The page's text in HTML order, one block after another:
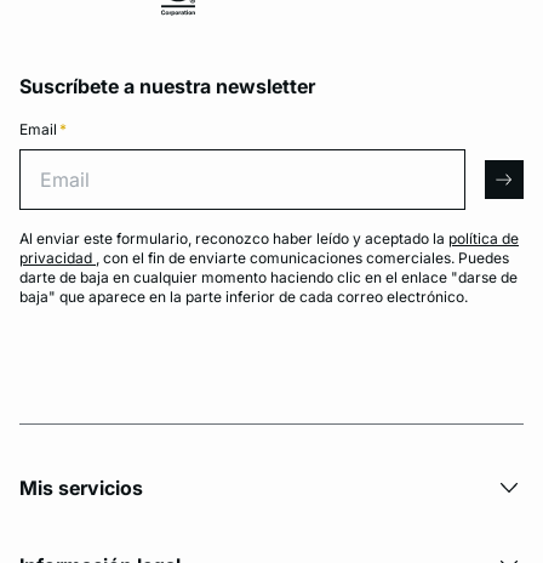
Suscríbete a nuestra newsletter
Email *
Al enviar este formulario, reconozco haber leído y aceptado la política de
privacidad , con el fin de enviarte comunicaciones comerciales. Puedes
darte de baja en cualquier momento haciendo clic en el enlace "darse de
baja" que aparece en la parte inferior de cada correo electrónico.
Mis servicios